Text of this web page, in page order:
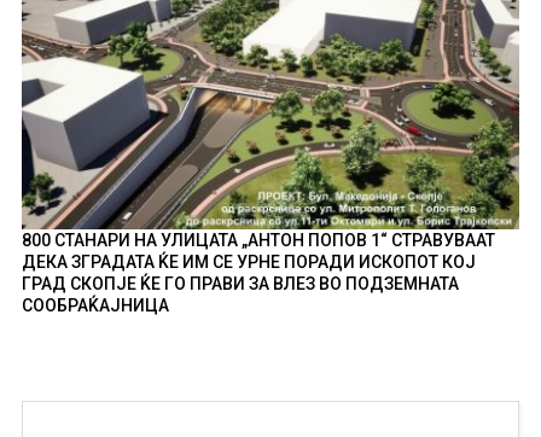
800 СТАНАРИ НА УЛИЦАТА „АНТОН ПОПОВ 1“ СТРАВУВААТ
ДЕКА ЗГРАДАТА ЌЕ ИМ СЕ УРНЕ ПОРАДИ ИСКОПОТ КОЈ
ГРАД СКОПЈЕ ЌЕ ГО ПРАВИ ЗА ВЛЕЗ ВО ПОДЗЕМНАТА
СООБРАЌАЈНИЦА